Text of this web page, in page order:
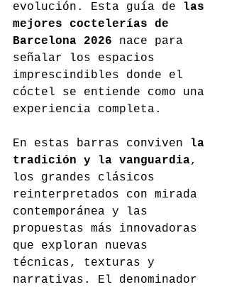
evolución. Esta guía de las
mejores coctelerías de
Barcelona 2026 nace para
señalar los espacios
imprescindibles donde el
cóctel se entiende como una
experiencia completa.
En estas barras conviven la
tradición y la vanguardia,
los grandes clásicos
reinterpretados con mirada
contemporánea y las
propuestas más innovadoras
que exploran nuevas
técnicas, texturas y
narrativas. El denominador